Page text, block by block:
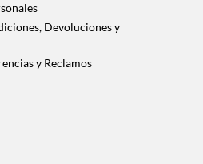
Devoluciones y
y Reclamos